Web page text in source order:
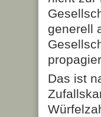
generell
Das ist